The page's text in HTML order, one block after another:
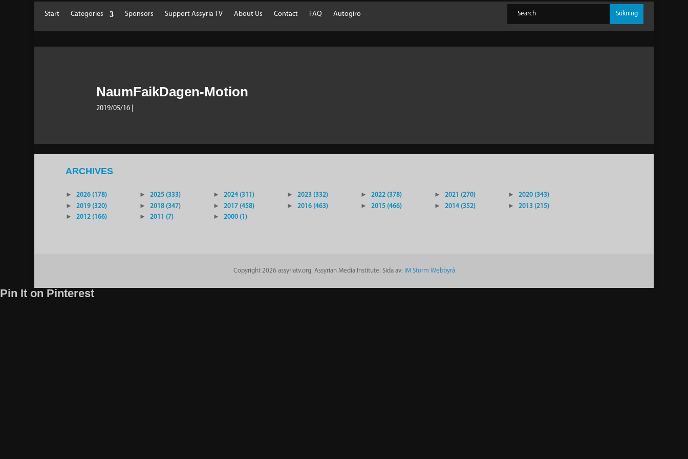
Start Categories Sponsors Support Assyria TV About Us Contact FAQ Autogiro
NaumFaikDagen-Motion
2019/05/16
ARCHIVES
► 2026 (178) ► 2025 (333) ► 2024 (311) ► 2023 (332) ► 2022 (378) ► 2021 (270) ►
2020 (343)
►
2019 (320) ► 2018 (347) ► 2017 (458) ► 2016 (463) ► 2015 (466) ► 2014 (352) ►
2013 (215)
►
2012 (166) ► 2011 (7) ► 2000 (1)
Copyright 2026 assyriatv.org. Assyrian Media Institute. Sida av: IM Storm Webbyrå
Pin It on Pinterest